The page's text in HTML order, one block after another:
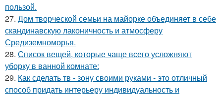
пользой.
27. Дом творческой семьи на майорке объединяет в себе
скандинавскую лаконичность и атмосферу
Средиземноморья.
28. Список вещей, которые чаще всего усложняют
уборку в ванной комнате:
29. Как сделать тв - зону своими руками - это отличный
способ придать интерьеру индивидуальность и